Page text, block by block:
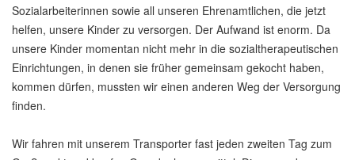
Sozialarbeiterinnen sowie all unseren Ehrenamtlichen, die jetzt
helfen, unsere Kinder zu versorgen. Der Aufwand ist enorm. Da
unsere Kinder momentan nicht mehr in die sozialtherapeutischen
Einrichtungen, in denen sie früher gemeinsam gekocht haben,
kommen dürfen, mussten wir einen anderen Weg der Versorgung
finden.
Wir fahren mit unserem Transporter fast jeden zweiten Tag zum